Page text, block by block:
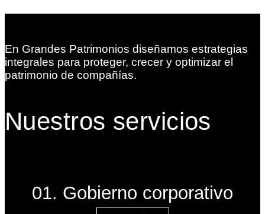
En Grandes Patrimonios diseñamos estrategias
integrales para proteger, crecer y optimizar el
patrimonio de compañías.
Nuestros servicios
01. Gobierno corporativo